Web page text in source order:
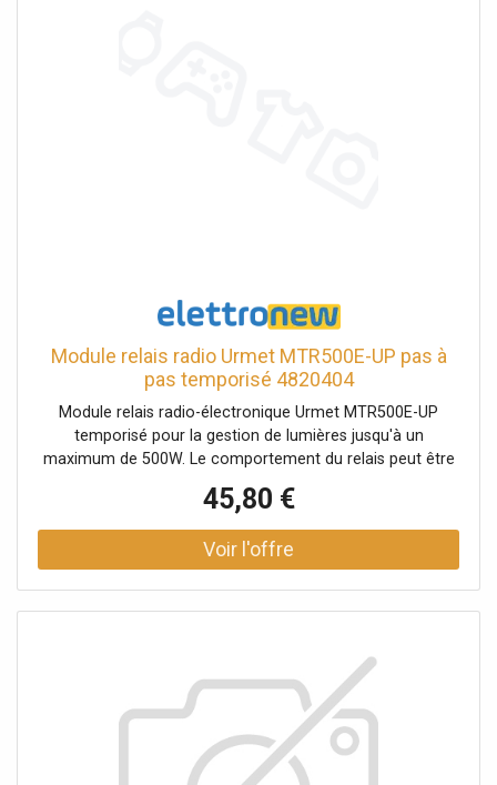
Module relais radio Urmet MTR500E-UP pas à
pas temporisé 4820404
Module relais radio-électronique Urmet MTR500E-UP
temporisé pour la gestion de lumières jusqu'à un
maximum de 500W. Le comportement du relais peut être
exemple, serrure électrique), mode monostable (par
exemple, sonnette de porte), mode clignotant (application
pour sourds et malentendants) ou mode minuterie
d'éclairage de cage d'escalier. Accessoires :R12M (Code
45,80 €